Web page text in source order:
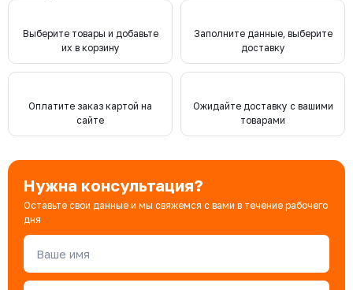
Выберите товары и добавьте
их в корзину
Заполните данные, выберите
доставку
Оплатите заказ картой на
сайте
Ожидайте доставку с вашими
товарами
Нужна консультация?
Оставьте свои данные и мы свяжемся с вами в течение рабочего
дня
Ваше имя